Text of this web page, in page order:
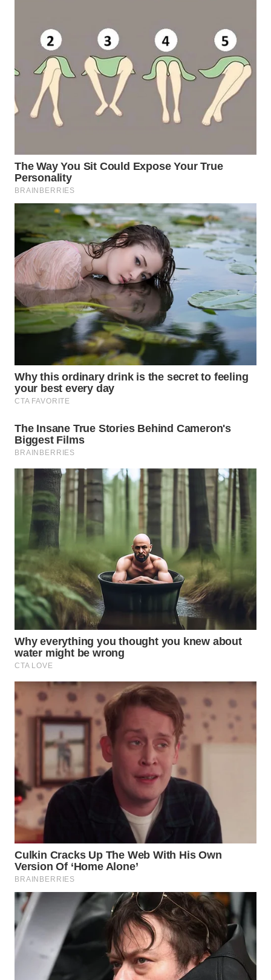
UTARA
WN
SAMOSIR
WN
PADANG
WN
SUMEDANG
WN
CIANJUR
WN
KEPULAUAN
SERIBU
WN
TANGERANG
WN
WN
WN
KUNINGAN
MAJALENGKA
WN
SUBANG
WN
SUKABUMI
WN
PURWAKARTA
WN
PRIANGAN
TIMUR
SEMARANG
WN
SOLO
WN
BOROBUDUR
WN
MADURA
WN
SURABAYA